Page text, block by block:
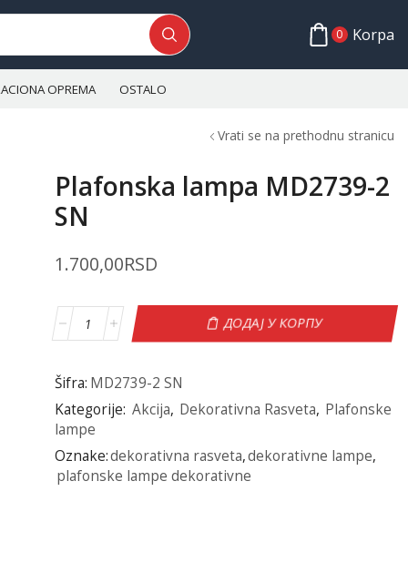
0 Korpa
OPREMA OSTALO
Vrati se na prethodnu stranicu
Plafonska lampa MD2739-2
SN
1.700,00RSD
ДОДАЈ У КОРПУ
Šifra: MD2739-2 SN
Kategorije: Akcija, Dekorativna Rasveta, Plafonske
lampe
Oznake:dekorativna rasveta,dekorativne lampe,
plafonske lampe dekorativne